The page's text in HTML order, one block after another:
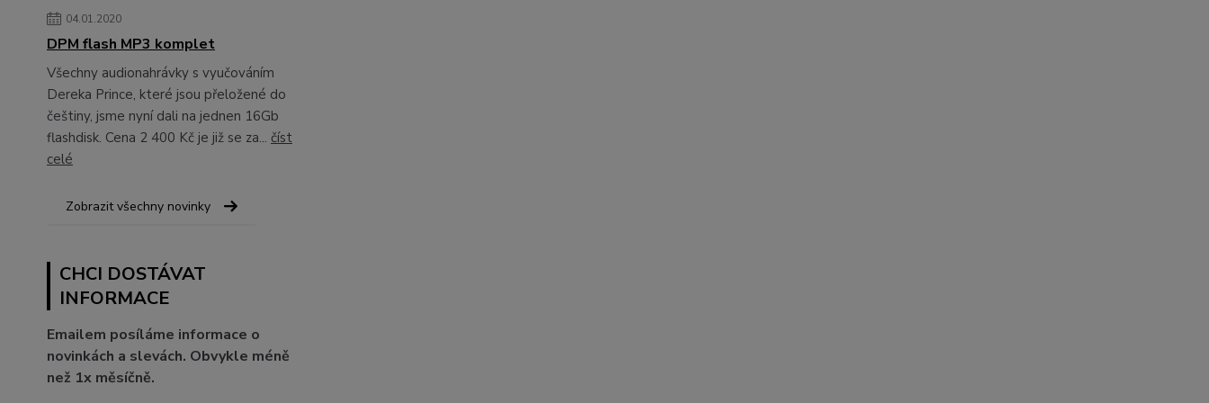
04.01.2020
DPM flash MP3 komplet
Všechny audionahrávky s vyučováním
Dereka Prince, které jsou přeložené do
češtiny, jsme nyní dali na jednen 16Gb
flashdisk. Cena 2 400 Kč je již se za... číst
celé
Zobrazit všechny novinky
CHCI DOSTÁVAT
INFORMACE
Emailem posíláme informace o
novinkách a slevách. Obvykle méně
než 1x měsíčně.